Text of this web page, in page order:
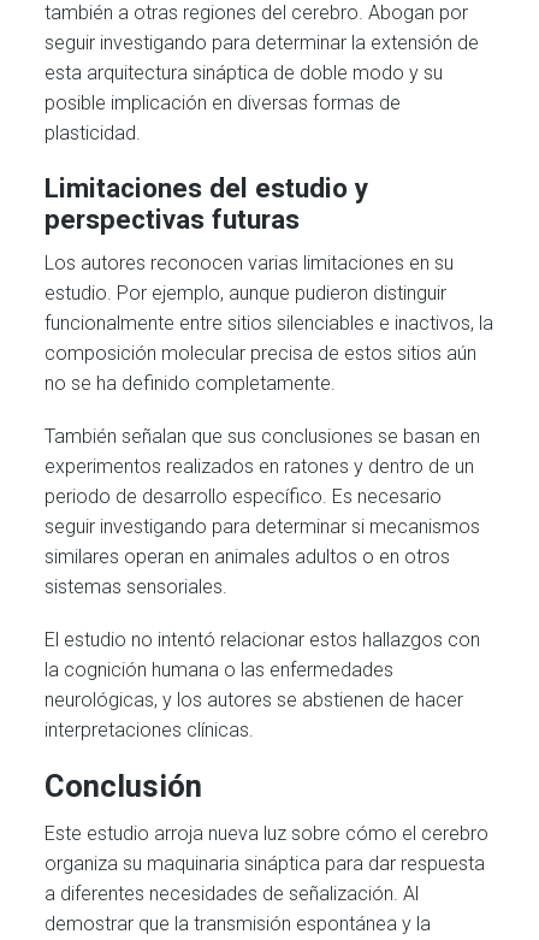
también a otras regiones del cerebro. Abogan por
seguir investigando para determinar la extensión de
esta arquitectura sináptica de doble modo y su
posible implicación en diversas formas de
plasticidad.
Limitaciones del estudio y
perspectivas futuras
Los autores reconocen varias limitaciones en su
estudio. Por ejemplo, aunque pudieron distinguir
funcionalmente entre sitios silenciables e inactivos, la
composición molecular precisa de estos sitios aún
no se ha definido completamente.
También señalan que sus conclusiones se basan en
experimentos realizados en ratones y dentro de un
periodo de desarrollo específico. Es necesario
seguir investigando para determinar si mecanismos
similares operan en animales adultos o en otros
sistemas sensoriales.
El estudio no intentó relacionar estos hallazgos con
la cognición humana o las enfermedades
neurológicas, y los autores se abstienen de hacer
interpretaciones clínicas.
Conclusión
Este estudio arroja nueva luz sobre cómo el cerebro
organiza su maquinaria sináptica para dar respuesta
a diferentes necesidades de señalización. Al
demostrar que la transmisión espontánea y la